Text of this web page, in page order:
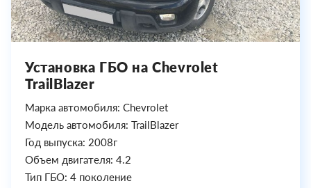
Установка ГБО на Chevrolet
TrailBlazer
Марка автомобиля: Chevrolet
Модель автомобиля: TrailBlazer
Год выпуска: 2008г
Объем двигателя: 4.2
Тип ГБО: 4 поколение